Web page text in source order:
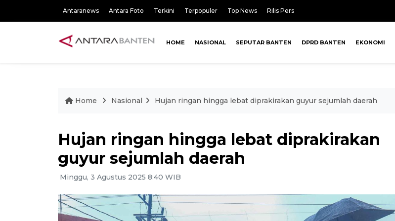
Antaranews Antara Foto Terkini Terpopuler Top News Rilis Pers
HOME NASIONAL SEPUTAR BANTEN DPRD BANTEN EKONOMI
Home Nasional Hujan ringan hingga lebat diprakirakan guyur sejumlah daerah
Hujan ringan hingga lebat diprakirakan
guyur sejumlah daerah
Minggu, 3 Agustus 2025 8:40 WIB